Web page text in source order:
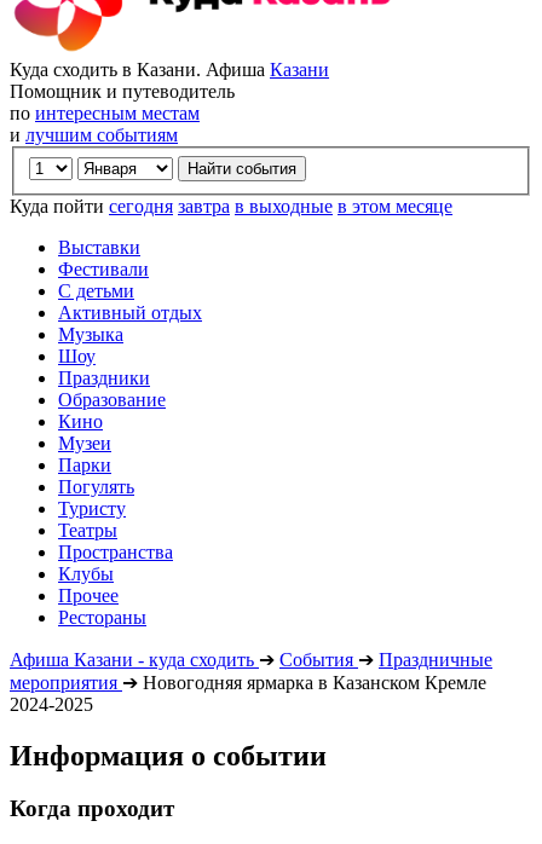
Куда сходить в Казани. Афиша Казани
Помощник и путеводитель
по интересным местам
и лучшим событиям
Куда пойти сегодня завтра в выходные в этом месяце
Выставки
Фестивали
С детьми
Активный отдых
Музыка
Шоу
Праздники
Образование
Кино
Музеи
Парки
Погулять
Туристу
Театры
Пространства
Клубы
Прочее
Рестораны
Афиша Казани - куда сходить ➔ События ➔ Праздничные
мероприятия ➔ Новогодняя ярмарка в Казанском Кремле
2024-2025
Информация о событии
Когда проходит